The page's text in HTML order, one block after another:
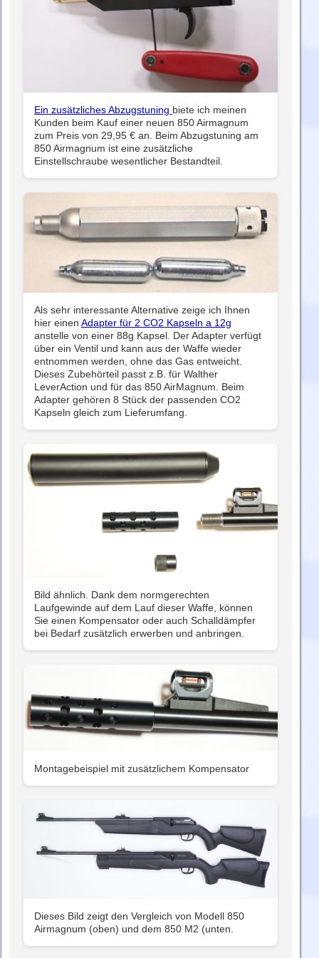
Ein zusätzliches Abzugstuning biete ich meinen
Kunden beim Kauf einer neuen 850 Airmagnum
zum Preis von 29,95 € an. Beim Abzugstuning am
850 Airmagnum ist eine zusätzliche
Einstellschraube wesentlicher Bestandteil.
Als sehr interessante Alternative zeige ich Ihnen
hier einen Adapter für 2 CO2 Kapseln a 12g
anstelle von einer 88g Kapsel. Der Adapter verfügt
über ein Ventil und kann aus der Waffe wieder
entnommen werden, ohne das Gas entweicht.
Dieses Zubehörteil passt z.B. für Walther
LeverAction und für das 850 AirMagnum. Beim
Adapter gehören 8 Stück der passenden CO2
Kapseln gleich zum Lieferumfang.
Bild ähnlich. Dank dem normgerechten
Laufgewinde auf dem Lauf dieser Waffe, können
Sie einen Kompensator oder auch Schalldämpfer
bei Bedarf zusätzlich erwerben und anbringen.
Montagebeispiel mit zusätzlichem Kompensator
Dieses Bild zeigt den Vergleich von Modell 850
Airmagnum (oben) und dem 850 M2 (unten.